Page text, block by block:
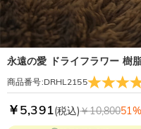
永遠の愛 ドライフラワー 樹
商品番号:DRHL2155
￥5,391(税込)￥10,800